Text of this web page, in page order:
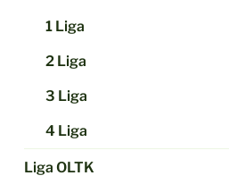
1 Liga
2 Liga
3 Liga
4 Liga
Liga OLTK